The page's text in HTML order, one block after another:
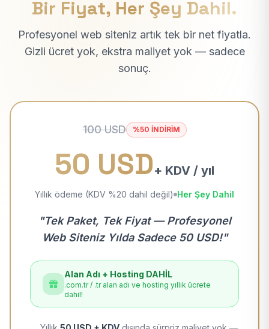
Bir Fiyat, Her Şey Dahil.
Profesyonel web siteniz artık tek bir net fiyatla.
Gizli ücret yok, ekstra maliyet yok — sadece
sonuç.
100 USD %50 İNDİRİM
50 USD+ KDV / yıl
Yıllık ödeme (KDV %20 dahil değil) Her Şey Dahil
"Tek Paket, Tek Fiyat — Profesyonel
Web Siteniz Yılda Sadece 50 USD!"
Alan Adı + Hosting DAHİL
.com.tr / .tr alan adı ve hosting yıllık ücrete
dahil!